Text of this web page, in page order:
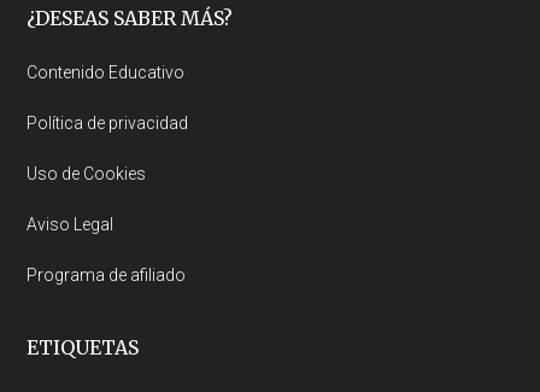
Footer
¿DESEAS SABER MÁS?
Contenido Educativo
Política de privacidad
Uso de Cookies
Aviso Legal
Programa de afiliado
ETIQUETAS